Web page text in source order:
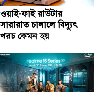
ওয়াই-ফাই রাউটার
সারারাত চালালে বিদ্যুৎ
খরচ কেমন হয়